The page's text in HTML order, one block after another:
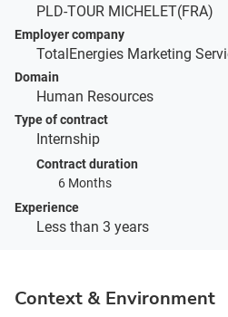
PLD-TOUR MICHELET(FRA)
Employer company
TotalEnergies Marketing
Domain
Human Resources
Type of contract
Internship
Contract duration
6 Months
Experience
Less than 3 years
Context & Environment